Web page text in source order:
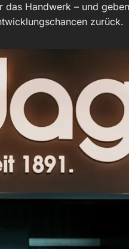
das Handwerk – und
zurück.